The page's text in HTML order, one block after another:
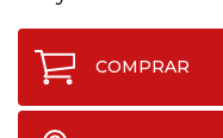
COMPRAR